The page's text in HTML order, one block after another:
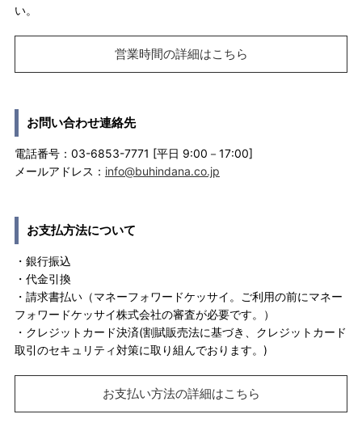
い。
営業時間の詳細はこちら
お問い合わせ連絡先
電話番号：03-6853-7771 [平日 9:00－17:00]
メールアドレス： info@buhindana.co.jp
お支払方法について
・銀行振込
・代金引換
・請求書払い（マネーフォワードケッサイ。ご利用の前にマネー
フォワードケッサイ株式会社の審査が必要です。）
・クレジットカード決済(割賦販売法に基づき、クレジットカード
取引のセキュリティ対策に取り組んでおります。)
お支払い方法の詳細はこちら